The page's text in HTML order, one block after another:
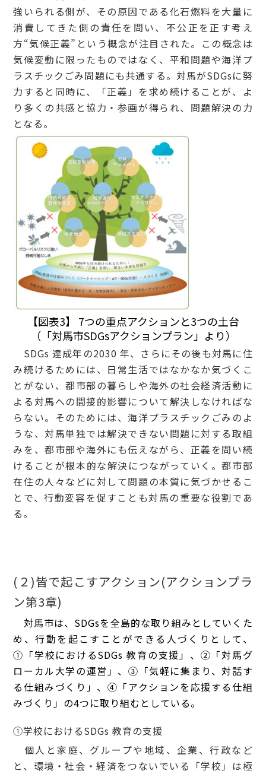
強いられる側が、その原因である化石燃料を大量に
消費してきた側の責任を問い、不公正を正す考え
方“気候正義”という概念が注目された。この概念は
気候変動に限ったものではなく、平和問題や海洋プ
ラスチックごみ問題にも共通する。対馬がSDGsに努
力すると同時に、「正義」を求め続けることが、よ
り多くの共感と協力・参画が得られ、問題解決の力
となる。
【図表3】 7つの重点アクションと3つの土台
（「対馬市SDGsアクションプラン」より）
SDGs 達成年の2030 年、さらにその後も対馬に住
み続けるためには、日常生活ではなかなか気づくこ
とがない、都市部の暮らしや海外の社会経済活動に
よる対馬への間接的影響について解決しなければな
らない。そのためには、海洋プラスチックごみのよ
うな、対馬単独では解決できない問題に対する取組
みを、都市部や海外にも伝えながら、正義を問い続
けることが根本的な解決につながっていく。都市部
在住の人々などに対して問題の本質に気づかせるこ
とで、行動変容を促すことも対馬の重要な役割であ
る。
(２)皆で起こすアクション(アクションプラ
ン第3章)
対馬市は、SDGsを全島的な取り組みとしていくた
め、行動を起こすことができる人づくりとして、
①「学校におけるSDGs 教育の支援」 、②「対馬グ
ローカル大学の運営」、③「気軽に集まり、対話す
る仕組みづくり 」、 ④「アクションを応援する仕組
みづくり」の4つに取り組むとしている。
①学校におけるSDGs 教育の支援
個人と家庭、グループや地域、企業、行政など
と、環境・社会・経済をつないでいる「学校」は極